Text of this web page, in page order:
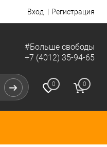
Вход Регистрация
#Больше свободы
+7 (4012) 35-94-65
0 0